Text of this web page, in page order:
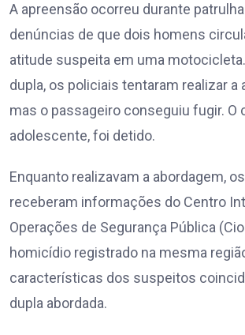
A apreensão ocorreu durante
denúncias de que dois homens
atitude suspeita em uma
dupla, os policiais tentaram realizar a
mas o passageiro conseguiu fugir. O
adolescente, foi detido.
Enquanto realizavam a abordagem,
receberam informações do Centro
Operações de Segurança Pública
homicídio registrado na mesma
características dos suspeitos
dupla abordada.